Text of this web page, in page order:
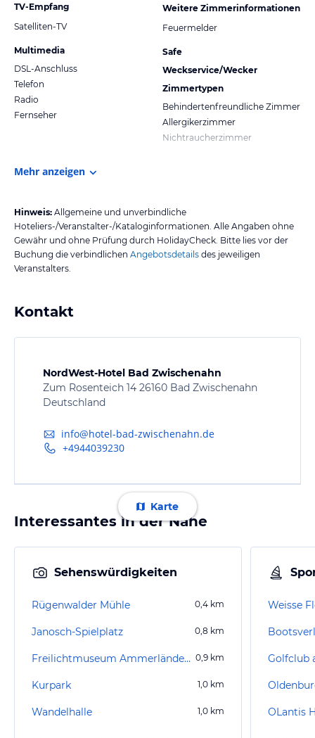
TV-Empfang
Satelliten-TV
Multimedia
DSL-Anschluss
Telefon
Radio
Fernseher
Weitere Zimmerinformationen
Feuermelder
Safe
Weckservice/Wecker
Zimmertypen
Behindertenfreundliche Zimmer
Allergikerzimmer
Nichtraucherzimmer
Mehr anzeigen
Hinweis: Allgemeine und unverbindliche
Hoteliers-/Veranstalter-/Kataloginformationen. Alle Angaben ohne
Gewähr und ohne Prüfung durch HolidayCheck. Bitte lies vor der
Buchung die verbindlichen Angebotsdetails des jeweiligen
Veranstalters.
Kontakt
NordWest-Hotel Bad Zwischenahn
Zum Rosenteich 14 26160 Bad Zwischenahn
Deutschland
info@hotel-bad-zwischenahn.de
+4944039230
Karte
Interessantes in der Nähe
Sehenswürdigkeiten
Rügenwalder Mühle 0,4 km
Janosch-Spielplatz 0,8 km
Freilichtmuseum Ammerländer Bauernhaus 0,9 km
Kurpark 1,0 km
Wandelhalle 1,0 km
Weisse
OLantis